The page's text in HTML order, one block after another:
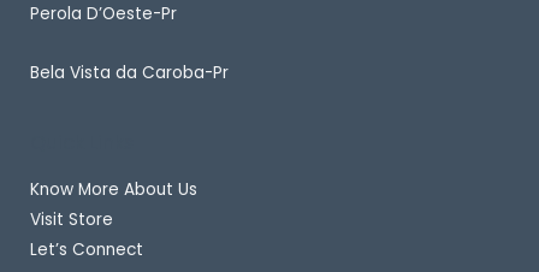
Perola D’Oeste-Pr
Bela Vista da Caroba-Pr
Know More About Us
Visit Store
Let’s Connect